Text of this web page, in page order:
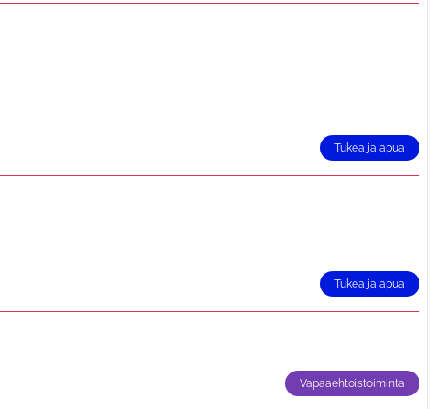
Tukea ja apua
Tukea ja apua
Vapaaehtoistoiminta